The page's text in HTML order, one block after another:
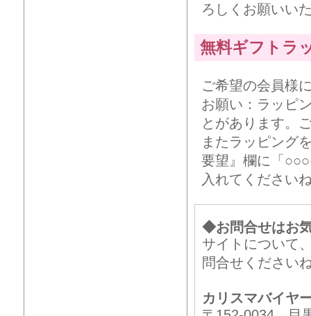
ろしくお願いい
無料ギフトラ
ご希望の会員様
お願い：ラッピ
とがあります。
またラッピング
要望』欄に「
入れてください
◆お問合せはお
サイトについて
問合せください
カリスマバイヤ